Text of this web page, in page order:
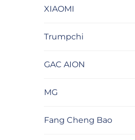
XIAOMI
Trumpchi
GAC AION
MG
Fang Cheng Bao